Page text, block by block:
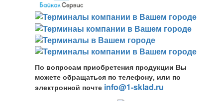
По вопросам приобретения продукции Вы
можете обращаться по телефону, или по
электронной почте info@1-sklad.ru